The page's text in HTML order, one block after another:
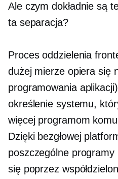
Ale czym dokładnie są
ta separacja?
Proces oddzielenia
dużej mierze opiera się
programowania
określenie systemu,
więcej programom
Dzięki bezgłowej
poszczególne
się poprzez